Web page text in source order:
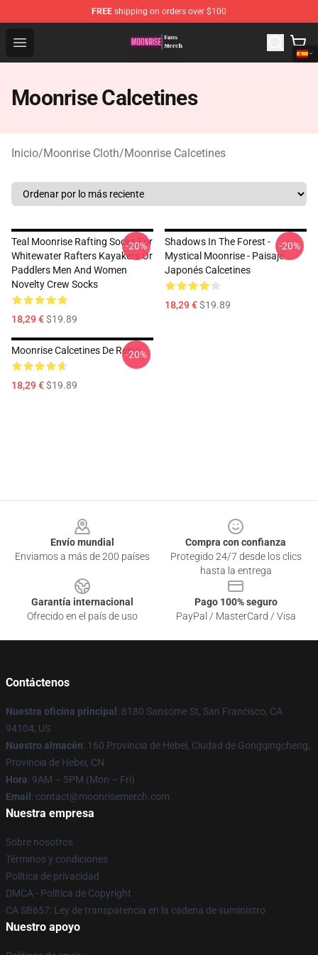
FREE shipping on orders over $100
Open menu
Moonrise Store - Official Moonrise Merchandise Shop
Moonrise Calcetines
Inicio/Moonrise Cloth/Moonrise Calcetines
Teal Moonrise Rafting Socks For
Whitewater Rafters Kayakers Or
Paddlers Men And Women
Novelty Crew Socks
18,29 €$19.89
-20%
Shadows In The Forest -
Mystical Moonrise - Paisaje
Japonés Calcetines
18,29 €$19.89
-20%
Moonrise Calcetines De Reino
18,29 €$19.89
-20%
Envío mundial
Enviamos a más de 200 países
Compra con confianza
Protegido 24/7 desde los clics
hasta la entrega
Garantía internacional
Ofrecido en el país de uso
Pago 100% seguro
PayPal / MasterCard / Visa
Contáctenos
Nuestra oficina principal : 8180 Sansome St, San Francisco, CA
94104, US
Nuestro almacén: 160 Provincia de Hebei, Ciudad de Gongqingcheng,
Provincia de Hebei, CN
Hora: 9AM – 5PM (Mon – Fri)
Email : contact@moonrisemerch.com
Nuestra empresa
Sobre nosotros
Términos y condiciones
Política de privacidad
DMCA - Política de Copyright
CA SB657: Ley de transparencia en la cadena de suministro
Nuestro apoyo